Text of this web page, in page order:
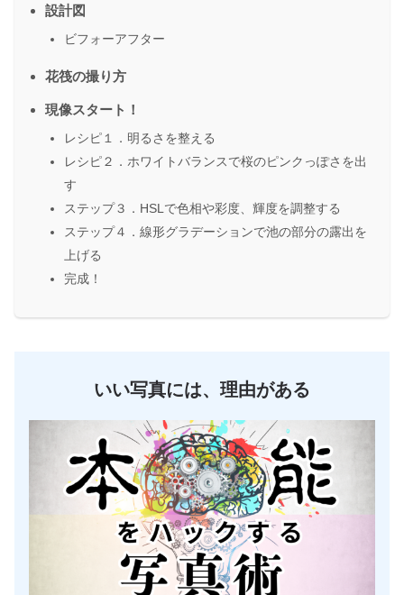
設計図
ビフォーアフター
花筏の撮り方
現像スタート！
レシピ１．明るさを整える
レシピ２．ホワイトバランスで桜のピンクっぽさを出
す
ステップ３．HSLで色相や彩度、輝度を調整する
ステップ４．線形グラデーションで池の部分の露出を
上げる
完成！
いい写真には、理由がある